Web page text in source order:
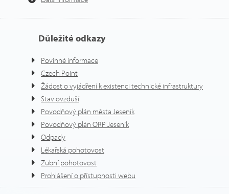
Důležité odkazy
Povinné informace
Czech Point
Žádost o vyjádření k existenci technické infrastruktury
Stav ovzduší
Povodňový plán města Jeseník
Povodňový plán ORP Jeseník
Odpady
Lékařská pohotovost
Zubní pohotovost
Prohlášení o přístupnosti webu